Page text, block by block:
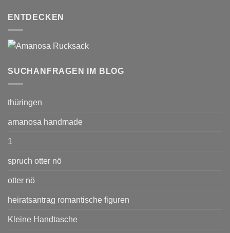
ENTDECKEN
SUCHANFRAGEN IM BLOG
thüringen
amanosa handmade
1
spruch otter nö
otter nö
heiratsantrag romantische figuren
Kleine Handtasche